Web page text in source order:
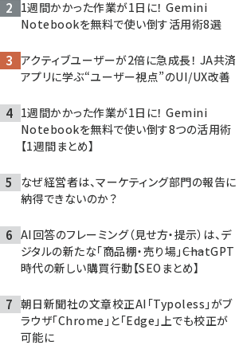
1週間かかった作業が1日に！ Gemini
Notebookを無料で使い倒す活用術8選
アクティブユーザーが2倍に急成長！ JA共済
アプリに学ぶ“ユーザー視点”のUI/UX改善
1週間かかった作業が1日に！ Gemini
Notebookを無料で使い倒す8つの活用術
【1週間まとめ】
なぜ経営者は、マーケティング部門の報告に
納得できないのか？
AI回答のフレーミング（見せ方・提示）は、デ
ジタルの新たな「商品棚・売り場」――ChatGPT
時代の新しい購買行動【SEOまとめ】
朝日新聞社の文章校正AI「Typoless」がブ
ラウザ「Chrome」と「Edge」上でも校正が
可能に